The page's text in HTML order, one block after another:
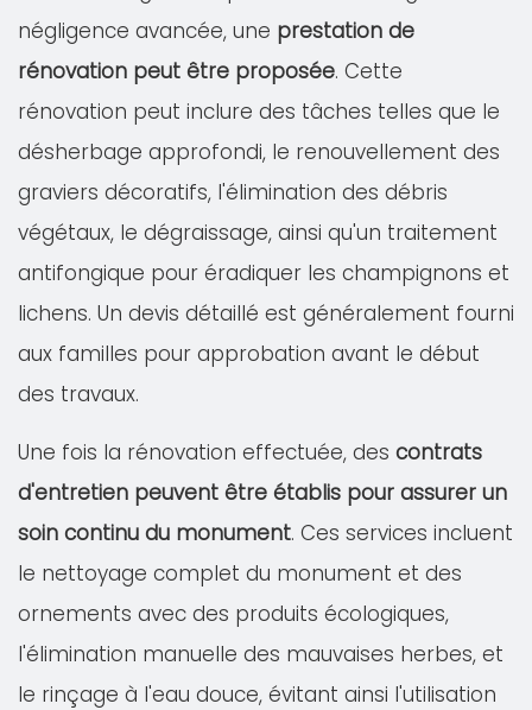
négligence avancée, une prestation de
rénovation peut être proposée. Cette
rénovation peut inclure des tâches telles que le
désherbage approfondi, le renouvellement des
graviers décoratifs, l'élimination des débris
végétaux, le dégraissage, ainsi qu'un traitement
antifongique pour éradiquer les champignons et
lichens. Un devis détaillé est généralement fourni
aux familles pour approbation avant le début
des travaux.
Une fois la rénovation effectuée, des contrats
d'entretien peuvent être établis pour assurer un
soin continu du monument. Ces services incluent
le nettoyage complet du monument et des
ornements avec des produits écologiques,
l'élimination manuelle des mauvaises herbes, et
le rinçage à l'eau douce, évitant ainsi l'utilisation